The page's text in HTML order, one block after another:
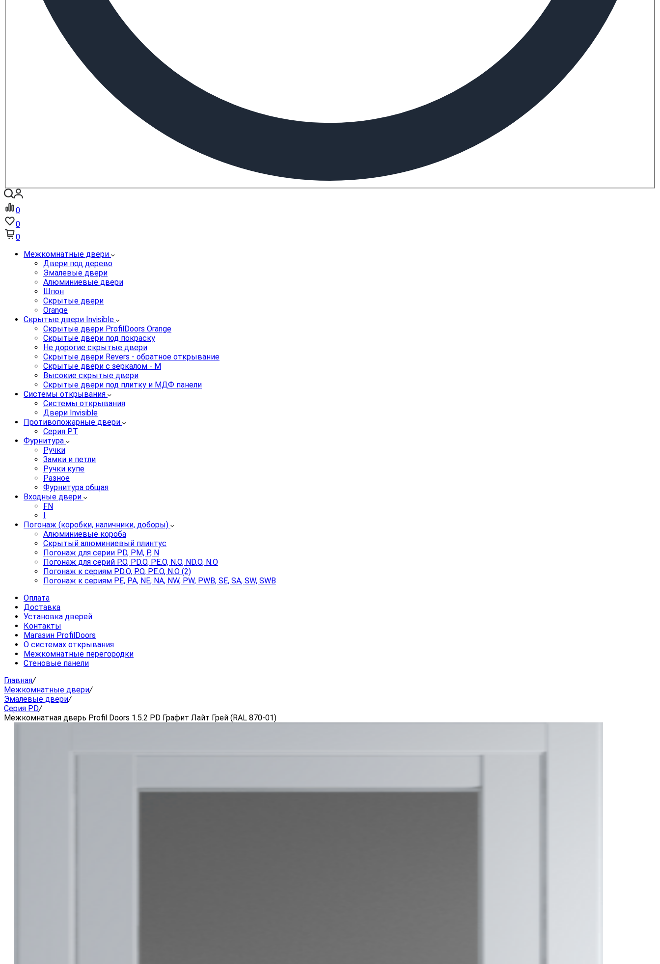
0
0
0
Межкомнатные двери
Двери под дерево
Эмалевые двери
Алюминиевые двери
Шпон
Скрытые двери
Orange
Скрытые двери Invisible
Скрытые двери ProfilDoors Orange
Скрытые двери под покраску
Не дорогие скрытые двери
Скрытые двери Revers - обратное открывание
Скрытые двери с зеркалом - M
Высокие скрытые двери
Скрытые двери под плитку и МДФ панели
Системы открывания
Системы открывания
Двери Invisible
Противопожарные двери
Серия PT
Фурнитура
Ручки
Замки и петли
Ручки купе
Разное
Фурнитура общая
Входные двери
FN
I
Погонаж (коробки, наличники, доборы)
Алюминиевые короба
Скрытый алюминиевый плинтус
Погонаж для серии PD, PM, P, N
Погонаж для серий P.O, PD.O, PE.O, N.O, ND.O, N.O
Погонаж к сериям PD.O, P.O, PE.O, N.O (2)
Погонаж к сериям PE, PA, NE, NA, NW, PW, PWB, SE, SA, SW, SWB
Оплата
Доставка
Установка дверей
Контакты
Магазин ProfilDoors
О системах открывания
Межкомнатные перегородки
Стеновые панели
Главная/
Межкомнатные двери/
Эмалевые двери/
Серия PD/
Межкомнатная дверь Profil Doors 1.5.2 PD Графит Лайт Грей (RAL 870-01)